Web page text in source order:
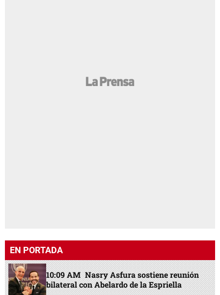
EN PORTADA
10:09 AM Nasry Asfura sostiene reunión
bilateral con Abelardo de la Espriella